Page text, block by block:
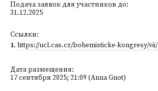
Подача заявок для участников до:
31.12.2025
Ссылки:
1. https://ucl.cas.cz/bohemisticke-kongresy/vii/
Дата размещения:
17 сентября 2025; 21:09 (Anna Gnot)